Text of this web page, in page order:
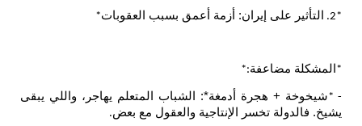
إيران: أزمة أعمق بسبب العقوبات*
:*
أدمغة*: الشباب المتعلم يهاجر، واللي يبقى
تخسر الإنتاجية والعقول مع بعض .